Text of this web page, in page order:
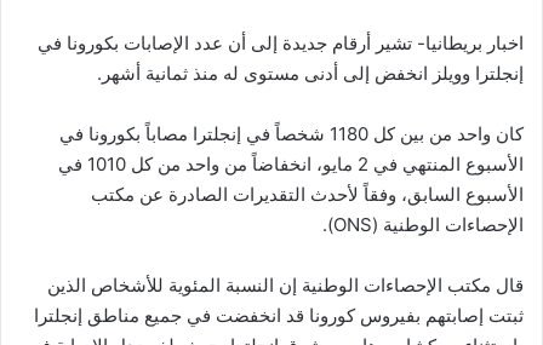
اخبار بريطانيا- تشير أرقام جديدة إلى أن عدد الإصابات بكورونا في
إنجلترا وويلز انخفض إلى أدنى مستوى له منذ ثمانية أشهر.
كان واحد من بين كل 1180 شخصاً في إنجلترا مصاباً بكورونا في
الأسبوع المنتهي في 2 مايو، انخفاضاً من واحد من كل 1010 في
الأسبوع السابق، وفقاً لأحدث التقديرات الصادرة عن مكتب
الإحصاءات الوطنية (ONS).
قال مكتب الإحصاءات الوطنية إن النسبة المئوية للأشخاص الذين
ثبتت إصابتهم بفيروس كورونا قد انخفضت في جميع مناطق إنجلترا